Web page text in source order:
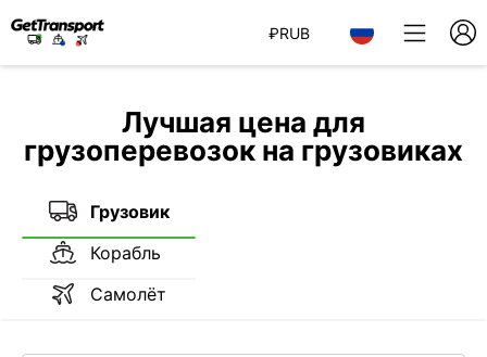
₽RUB
Лучшая цена для
грузоперевозок на грузовиках
Грузовик
Корабль
Самолёт